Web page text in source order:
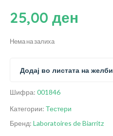
25,00 ден
Нема на залиха
Додај во листата на желби
Шифра: 001846
Категории: Тестери
Бренд: Laboratoires de Biarritz